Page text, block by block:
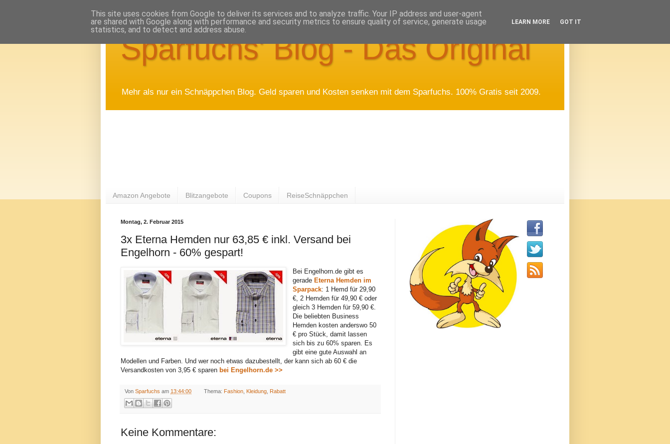
Sparfuchs' Blog - Das Original
Mehr als nur ein Schnäppchen Blog. Geld sparen und Kosten senken mit dem Sparfuchs. 100% Gratis seit 2009.
Amazon Angebote Blitzangebote Coupons ReiseSchnäppchen
Montag, 2. Februar 2015
3x Eterna Hemden nur 63,85 € inkl. Versand bei
Engelhorn - 60% gespart!
Bei Engelhorn.de gibt es
gerade Eterna Hemden im
Sparpack: 1 Hemd für 29,90
€, 2 Hemden für 49,90 € oder
gleich 3 Hemden für 59,90 €.
Die beliebten Business
Hemden kosten anderswo 50
€ pro Stück, damit lassen
sich bis zu 60% sparen. Es
gibt eine gute Auswahl an
Modellen und Farben. Und wer noch etwas dazubestellt, der kann sich ab 60 € die
Versandkosten von 3,95 € sparen bei Engelhorn.de >>
Von Sparfuchs am 13:44:00 Thema: Fashion, Kleidung, Rabatt
Keine Kommentare:
This site uses cookies from Google to deliver its services and to analyze traffic. Your IP address and user-agent
are shared with Google along with performance and security metrics to ensure quality of service, generate usage
statistics, and to detect and address abuse.
LEARN MORE GOT IT